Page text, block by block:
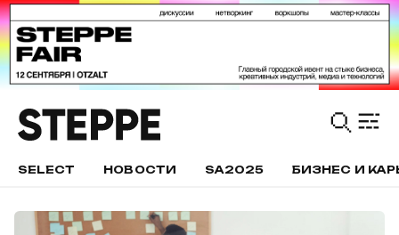
SELECT НОВОСТИ SA2025 БИЗНЕС И